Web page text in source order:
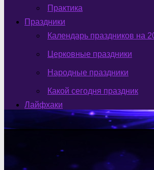
Практика
Праздники
Календарь праздников на
Церковные праздники
Народные праздники
Какой сегодня праздник
Лайфхаки